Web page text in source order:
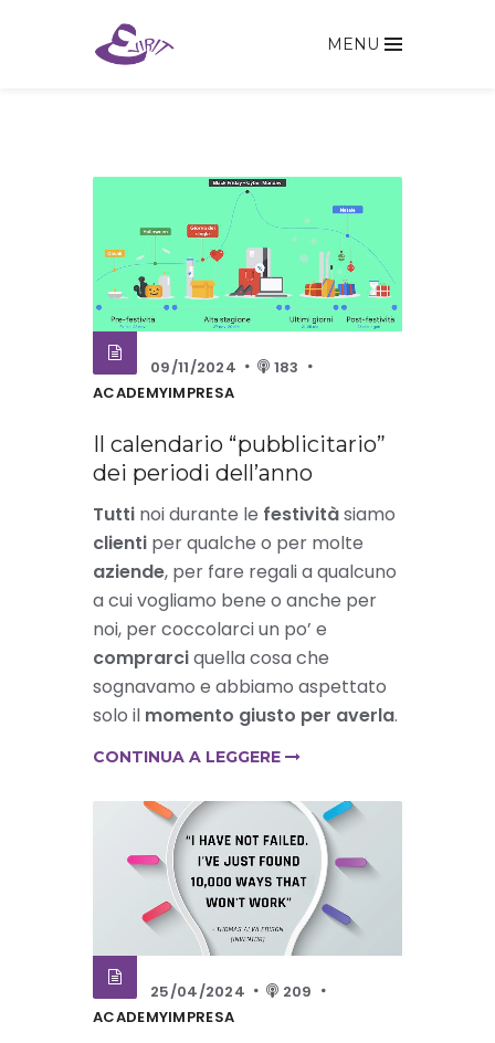
MENU
09/11/2024
183
ACADEMYIMPRESA
Il calendario “pubblicitario”
dei periodi dell’anno
Tutti noi durante le festivitàsiamo
clienti per qualche o per molte
aziende, per fare regali a qualcuno
a cui vogliamo bene o anche per
noi, per coccolarci un po’ e
comprarciquella cosa che
sognavamo e abbiamo aspettato
solo il momento giusto per averla.
CONTINUA A LEGGERE
25/04/2024
209
ACADEMYIMPRESA